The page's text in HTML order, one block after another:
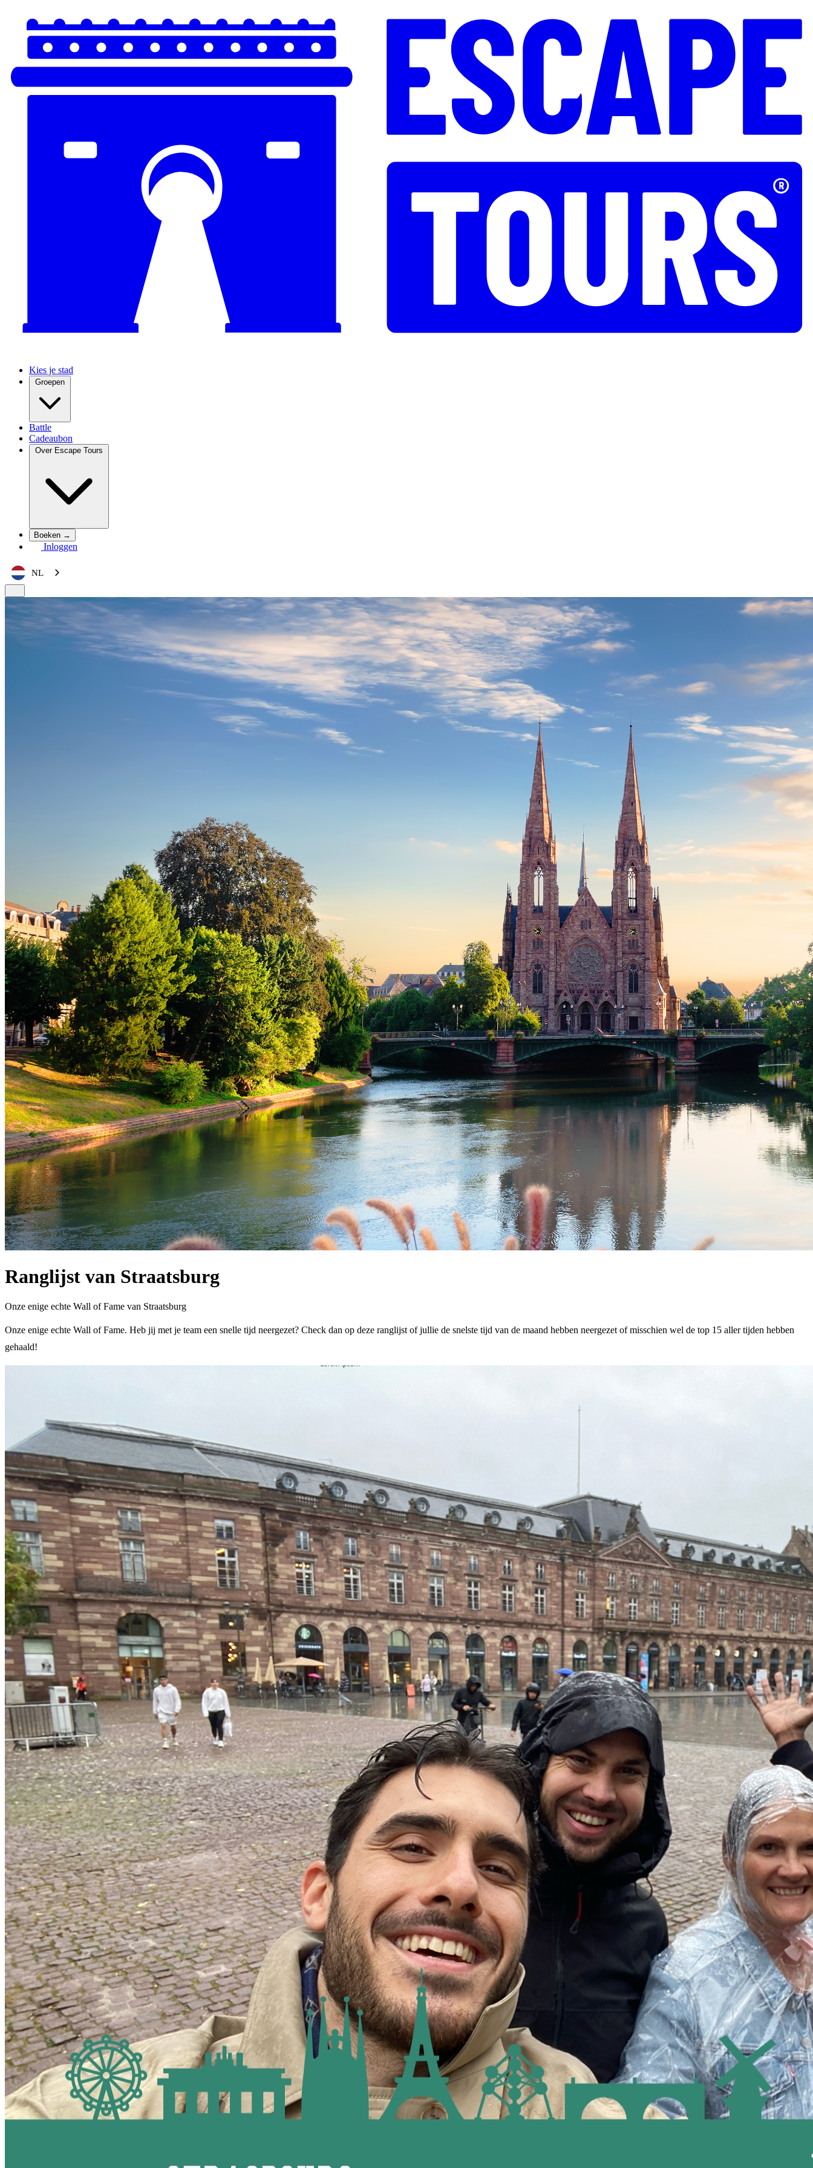
Kies je stad
Groepen
Battle
Cadeaubon
Over Escape Tours
Boeken →
Inloggen
NL
Ranglijst van Straatsburg
Onze enige echte Wall of Fame van Straatsburg
Onze enige echte Wall of Fame. Heb jij met je team een snelle tijd neergezet? Check dan op deze ranglijst of jullie de snelste tijd van de maand hebben neergezet of misschien wel de top 15 aller tijden hebben
gehaald!